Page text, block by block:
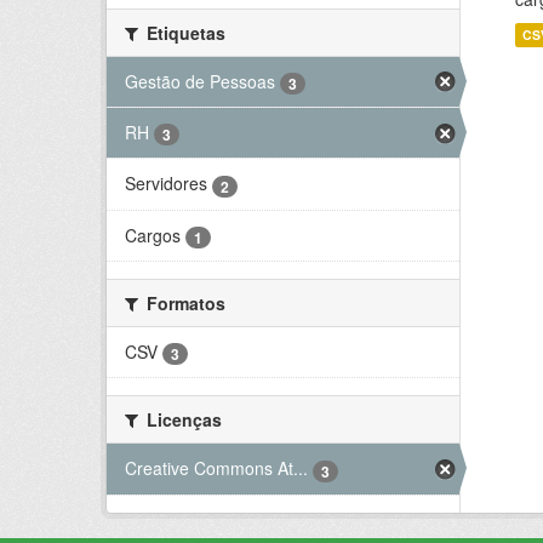
Etiquetas
Gestão de Pessoas
3
RH 3
Servidores 2
Cargos 1
Formatos
CSV
3
Licenças
Creative Commons At...
3